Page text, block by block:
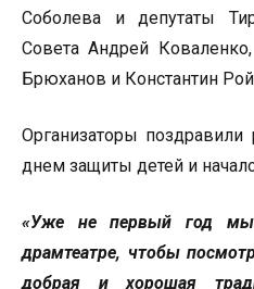
Соболева и депутаты
Совета Андрей
Брюханов и Константин
Организаторы
днем защиты детей и
«Уже не первый год
драмтеатре, чтобы
добрая и хорошая